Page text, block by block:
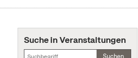
Suche in Veranstaltungen
Suchen